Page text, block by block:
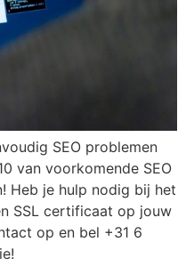
SEO problemen
van voorkomende SEO
Heb je hulp nodig bij het
SSL certificaat op jouw
op en bel +31 6